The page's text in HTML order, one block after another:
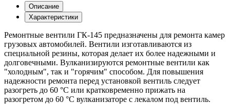
Описание
Характеристики
Ремонтные вентили ГК-145 предназначены для ремонта камер
грузовых автомобилей. Вентили изготавливаются из
специальной резины, которая делает их более надежными и
долговечными. Вулканизируются ремонтные вентили как
"холодным", так и "горячим" способом. Для повышения
надежности ремонта перед установкой вентиль следует
разогреть до 60 °С или кратковременно прижать на
разогретом до 60 °С вулканизаторе с лекалом под вентиль.